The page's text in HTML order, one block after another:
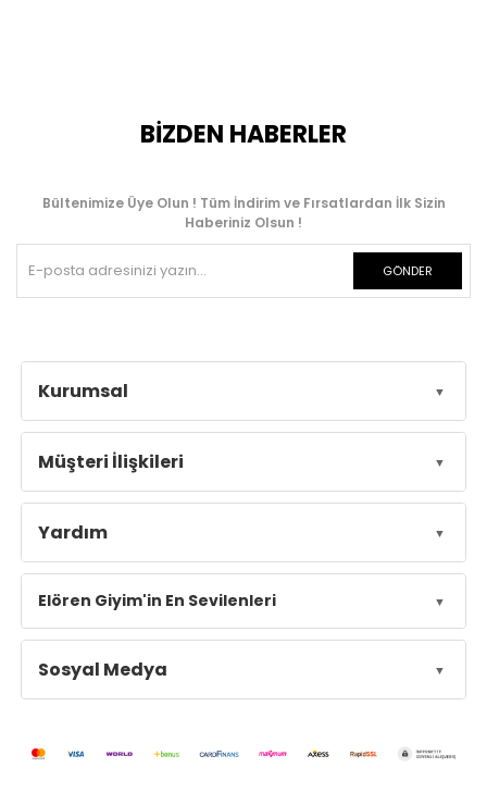
BİZDEN HABERLER
Bültenimize Üye Olun ! Tüm İndirim ve Fırsatlardan İlk Sizin
Haberiniz Olsun !
GÖNDER
Kurumsal
Müşteri İlişkileri
Yardım
Elören Giyim'in En Sevilenleri
Sosyal Medya